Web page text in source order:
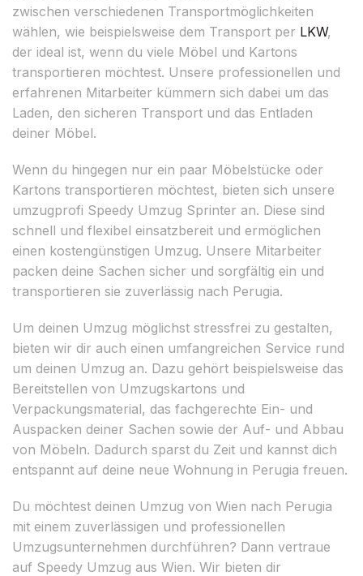
zwischen verschiedenen Transportmöglichkeiten
wählen, wie beispielsweise dem Transport per LKW,
der ideal ist, wenn du viele Möbel und Kartons
transportieren möchtest. Unsere professionellen und
erfahrenen Mitarbeiter kümmern sich dabei um das
Laden, den sicheren Transport und das Entladen
deiner Möbel.
Wenn du hingegen nur ein paar Möbelstücke oder
Kartons transportieren möchtest, bieten sich unsere
umzugprofi Speedy Umzug Sprinter an. Diese sind
schnell und flexibel einsatzbereit und ermöglichen
einen kostengünstigen Umzug. Unsere Mitarbeiter
packen deine Sachen sicher und sorgfältig ein und
transportieren sie zuverlässig nach Perugia.
Um deinen Umzug möglichst stressfrei zu gestalten,
bieten wir dir auch einen umfangreichen Service rund
um deinen Umzug an. Dazu gehört beispielsweise das
Bereitstellen von Umzugskartons und
Verpackungsmaterial, das fachgerechte Ein- und
Auspacken deiner Sachen sowie der Auf- und Abbau
von Möbeln. Dadurch sparst du Zeit und kannst dich
entspannt auf deine neue Wohnung in Perugia freuen.
Du möchtest deinen Umzug von Wien nach Perugia
mit einem zuverlässigen und professionellen
Umzugsunternehmen durchführen? Dann vertraue
auf Speedy Umzug aus Wien. Wir bieten dir